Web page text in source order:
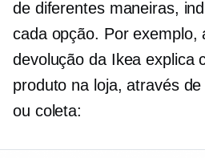
de diferentes maneiras,
cada opção. Por exemplo,
devolução da Ikea explica
produto na loja, através
ou coleta: